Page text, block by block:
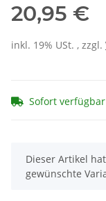
20,95 €
inkl. 19% USt. , zzgl.
Sofort verfügbar
x
Dieser Artikel
gewünschte